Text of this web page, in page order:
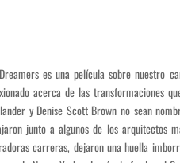
es una película sobre nuestro
acerca de las transformaciones
y Denise Scott Brown no sean
junto a algunos de los arquitectos
carreras, dejaron una huella